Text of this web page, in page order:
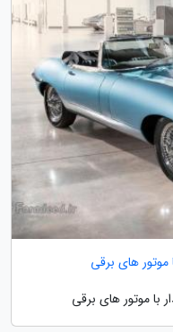
موتور های برقی
با موتور های برقی